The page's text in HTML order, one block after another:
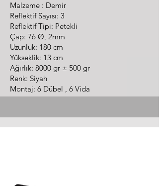
Malzeme : Demir
Reflektif Sayısı: 3
Reflektif Tipi: Petekli
Çap: 76 Ø, 2mm
Uzunluk: 180 cm
Yükseklik: 13 cm
Ağırlık: 8000 gr ± 500 gr
Renk: Siyah
Montaj: 6 Dübel , 6 Vida